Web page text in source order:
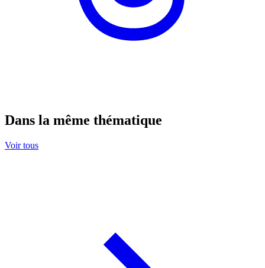
Dans la même thématique
Voir tous